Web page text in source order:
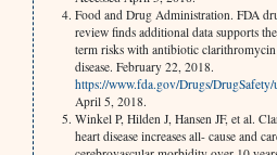
Food and Drug Administration. FDA
review finds additional data supports
term risks with antibiotic
disease. February 22, 2018.
https://www.fda.gov/Drugs/
April 5, 2018.
Winkel P, Hilden J, Hansen JF, et al.
heart disease increases all- cause and